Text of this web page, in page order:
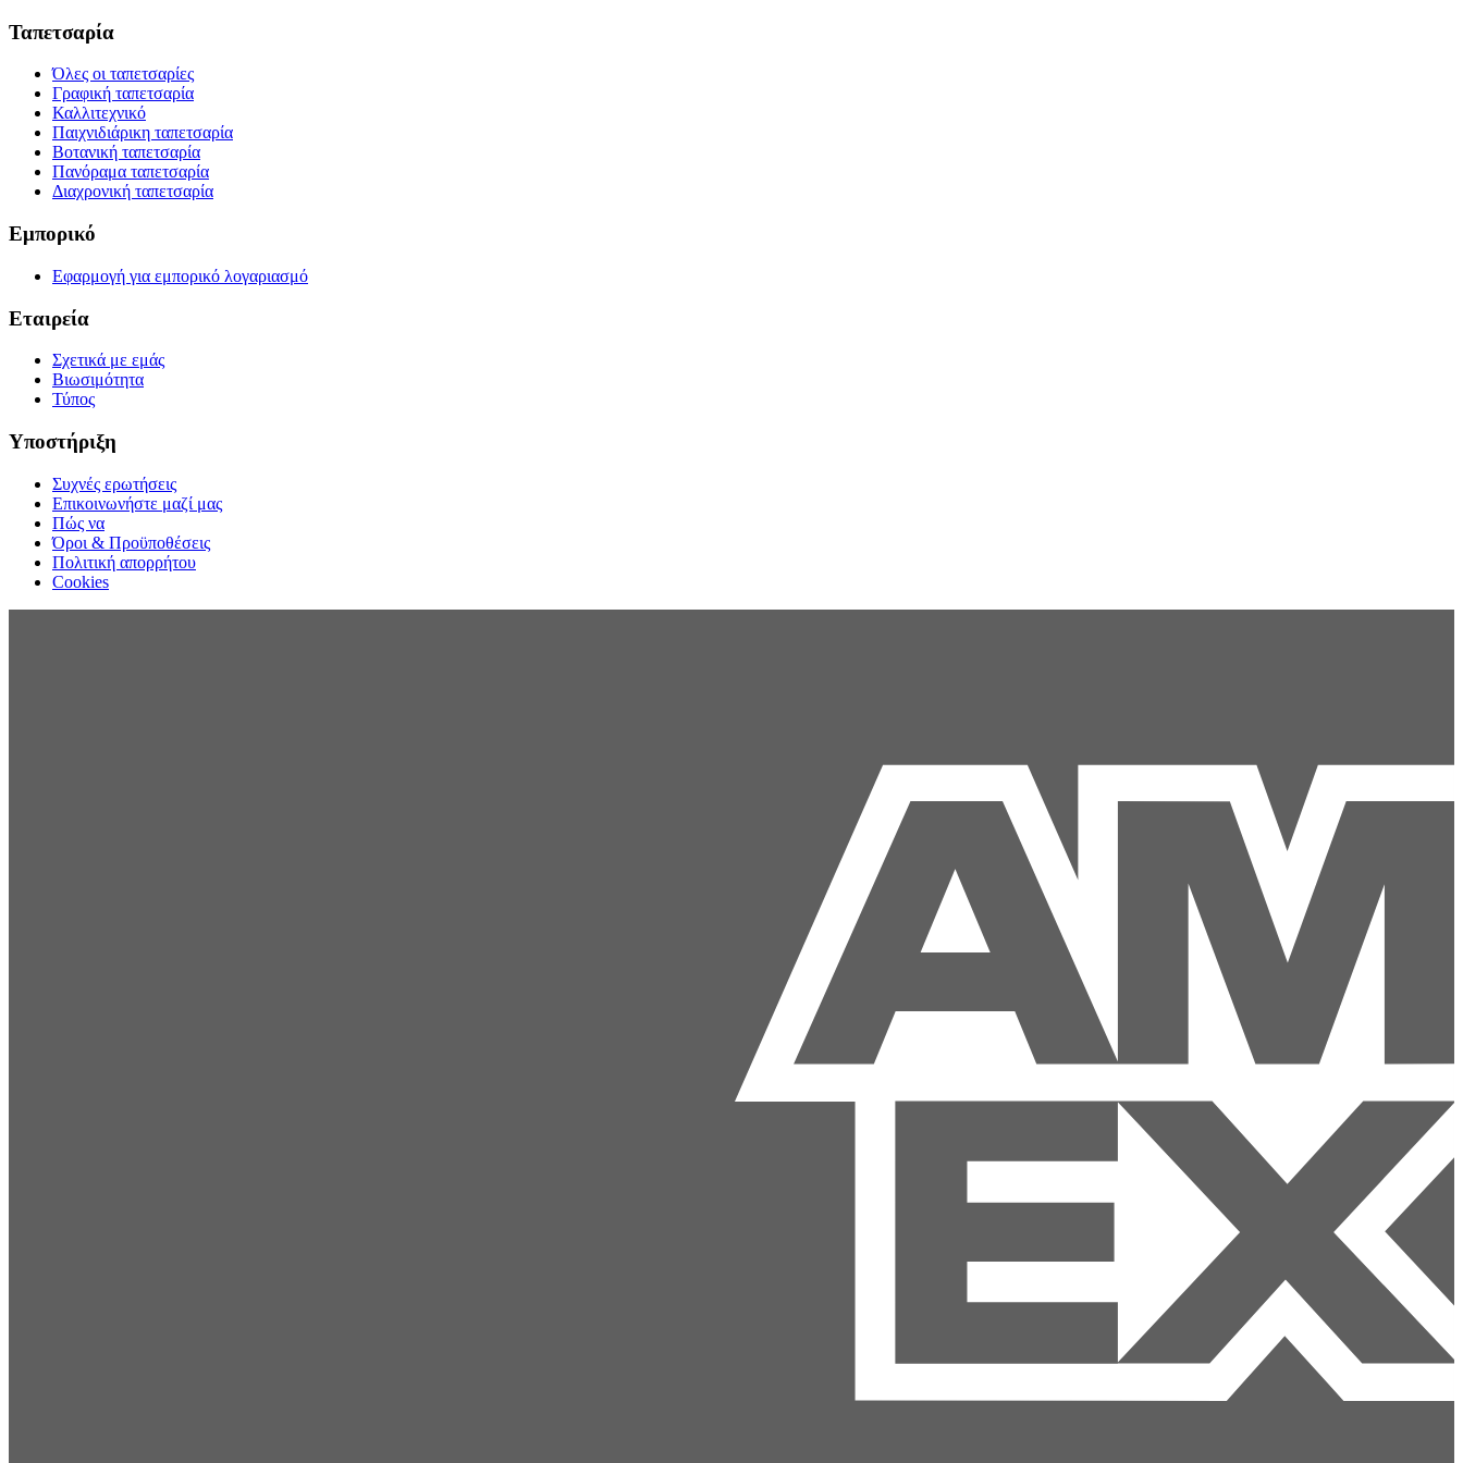
Ταπετσαρία
Όλες οι ταπετσαρίες
Γραφική ταπετσαρία
Καλλιτεχνικό
Παιχνιδιάρικη ταπετσαρία
Βοτανική ταπετσαρία
Πανόραμα ταπετσαρία
Διαχρονική ταπετσαρία
Εμπορικό
Εφαρμογή για εμπορικό λογαριασμό
Εταιρεία
Σχετικά με εμάς
Βιωσιμότητα
Τύπος
Υποστήριξη
Συχνές ερωτήσεις
Επικοινωνήστε μαζί μας
Πώς να
Όροι & Προϋποθέσεις
Πολιτική απορρήτου
Cookies